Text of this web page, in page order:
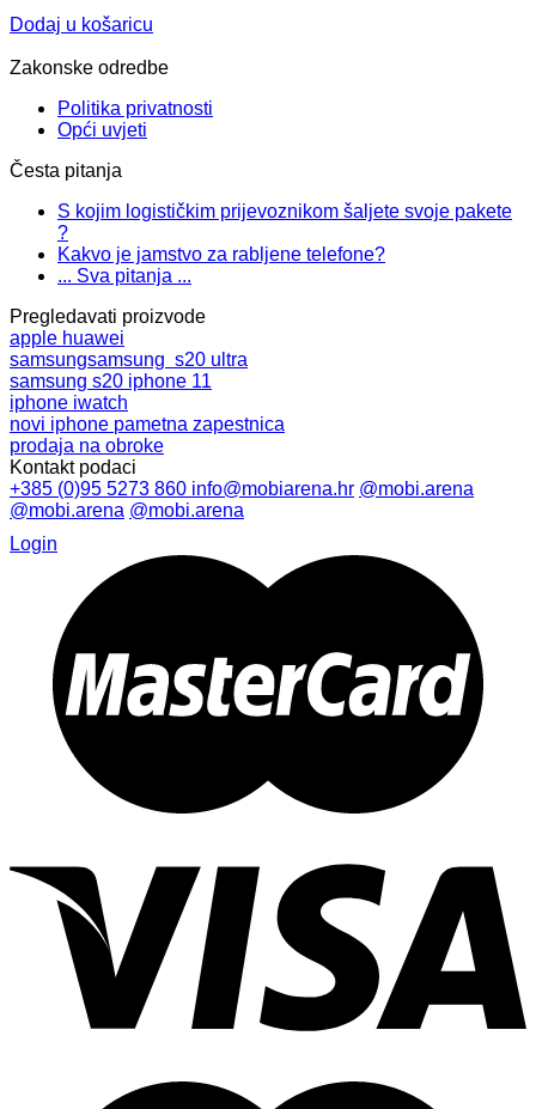
Dodaj u košaricu
Zakonske odredbe
Politika privatnosti
Opći uvjeti
Česta pitanja
S kojim logističkim prijevoznikom šaljete svoje pakete
?
Kakvo je jamstvo za rabljene telefone?
... Sva pitanja ...
Pregledavati proizvode
apple huawei
samsungsamsung s20 ultra
samsung s20 iphone 11
iphone iwatch
novi iphone pametna zapestnica
prodaja na obroke
Kontakt podaci
+385 (0)95 5273 860 info@mobiarena.hr @mobi.arena
@mobi.arena @mobi.arena
Login